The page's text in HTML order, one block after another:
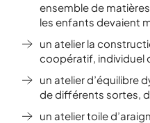
ensemble de
les enfants devaient
un atelier la
coopératif, individuel
un atelier d’équilibre
de différents sortes,
un atelier toile